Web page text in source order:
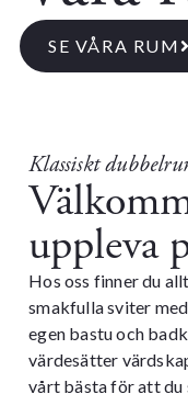
SE VÅRA RUM
Klassiskt
uppleva
Hos oss finner du
smakfulla sviter
egen bastu och
värdesätter
vårt bästa för att du